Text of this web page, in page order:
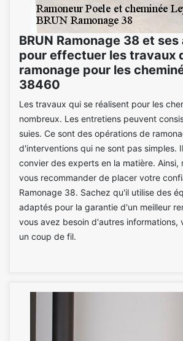
BRUN Ramonage 38 et
pour effectuer les travaux
ramonage pour les
38460
Les travaux qui se réalisent pour les
nombreux. Les entretiens peuvent
suies. Ce sont des opérations de
d'interventions qui ne sont pas simples.
convier des experts en la matière. Ainsi,
vous recommander de placer votre
Ramonage 38. Sachez qu'il utilise des
adaptés pour la garantie d'un meilleur
vous avez besoin d'autres informations,
un coup de fil.